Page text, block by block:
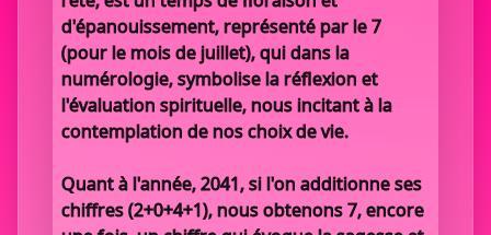
d'épanouissement, représenté par le 7
(pour le mois de juillet), qui dans la
numérologie, symbolise la réflexion et
l'évaluation spirituelle, nous incitant à la
contemplation de nos choix de vie.
Quant à l'année, 2041, si l'on additionne ses
chiffres (2+0+4+1), nous obtenons 7, encore